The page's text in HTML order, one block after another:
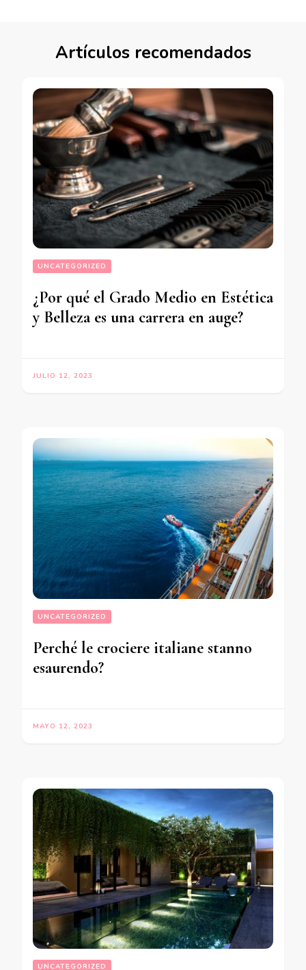
Artículos recomendados
UNCATEGORIZED
¿Por qué el Grado Medio en Estética
y Belleza es una carrera en auge?
JULIO 12, 2023
UNCATEGORIZED
Perché le crociere italiane stanno
esaurendo?
MAYO 12, 2023
UNCATEGORIZED